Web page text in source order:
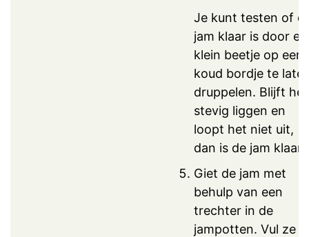
Je kunt testen of
jam klaar is door
klein beetje op een
koud bordje te
druppelen. Blijft het
stevig liggen en
loopt het niet uit,
dan is de jam klaar.
Giet de jam met
behulp van een
trechter in de
jampotten. Vul ze